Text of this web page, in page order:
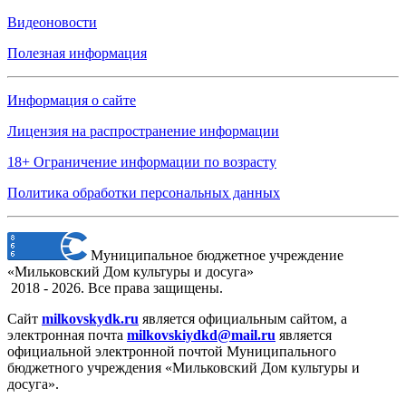
Видеоновости
Полезная информация
Информация о сайте
Лицензия на распространение информации
18+ Ограничение информации по возрасту
Политика обработки персональных данных
Муниципальное бюджетное учреждение
«Мильковский Дом культуры и досуга»
2018 - 2026. Все права защищены.
Сайт milkovskydk.ru является официальным сайтом, а
электронная почта milkovskiydkd@mail.ru является
официальной электронной почтой Муниципального
бюджетного учреждения «Мильковский Дом культуры и
досуга».